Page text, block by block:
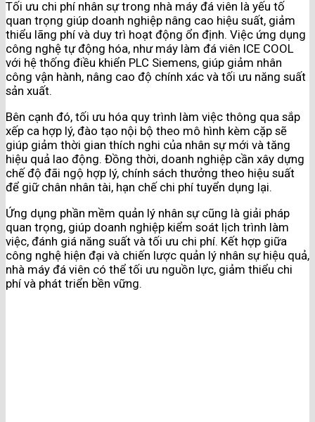
Tối ưu chi phí nhân sự trong nhà máy đá viên là yếu tố
quan trọng giúp doanh nghiệp nâng cao hiệu suất, giảm
thiểu lãng phí và duy trì hoạt động ổn định. Việc ứng dụng
công nghệ tự động hóa, như máy làm đá viên ICE COOL
với hệ thống điều khiển PLC Siemens, giúp giảm nhân
công vận hành, nâng cao độ chính xác và tối ưu năng suất
sản xuất.
Bên cạnh đó, tối ưu hóa quy trình làm việc thông qua sắp
xếp ca hợp lý, đào tạo nội bộ theo mô hình kèm cặp sẽ
giúp giảm thời gian thích nghi của nhân sự mới và tăng
hiệu quả lao động. Đồng thời, doanh nghiệp cần xây dựng
chế độ đãi ngộ hợp lý, chính sách thưởng theo hiệu suất
để giữ chân nhân tài, hạn chế chi phí tuyển dụng lại.
Ứng dụng phần mềm quản lý nhân sự cũng là giải pháp
quan trọng, giúp doanh nghiệp kiểm soát lịch trình làm
việc, đánh giá năng suất và tối ưu chi phí. Kết hợp giữa
công nghệ hiện đại và chiến lược quản lý nhân sự hiệu quả,
nhà máy đá viên có thể tối ưu nguồn lực, giảm thiểu chi
phí và phát triển bền vững.